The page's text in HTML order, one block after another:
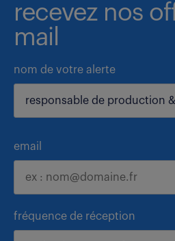
recevez nos
mail
nom de votre alerte
email
fréquence de réception